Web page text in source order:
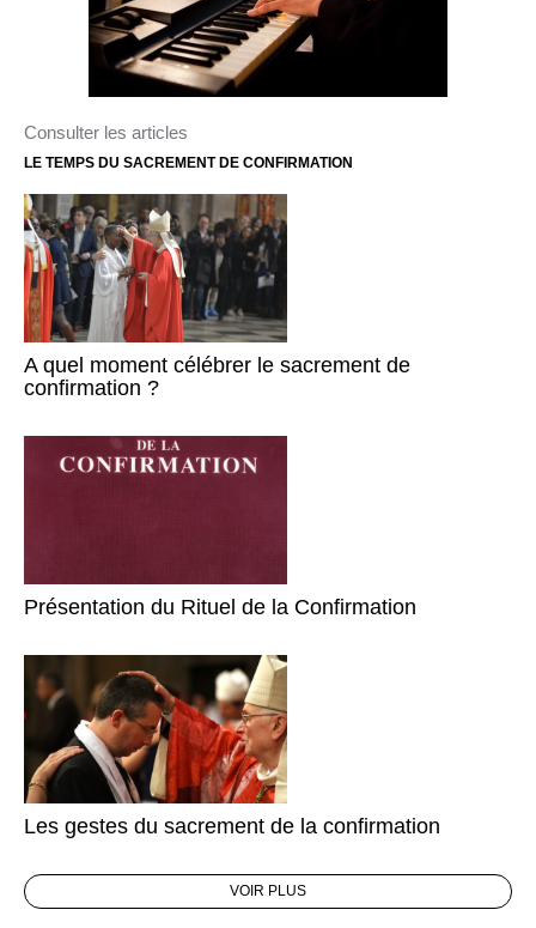
Consulter les articles
LE TEMPS DU SACREMENT DE CONFIRMATION
A quel moment célébrer le sacrement de
confirmation ?
Présentation du Rituel de la Confirmation
Les gestes du sacrement de la confirmation
VOIR PLUS